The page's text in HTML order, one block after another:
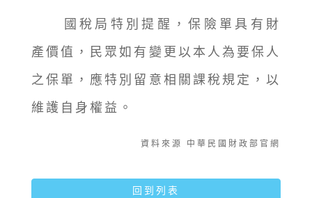
國稅局特別提醒，保險單具有財
產價值，民眾如有變更以本人為要保人
之保單，應特別留意相關課稅規定，以
維護自身權益。
資料來源 中華民國財政部官網
回到列表